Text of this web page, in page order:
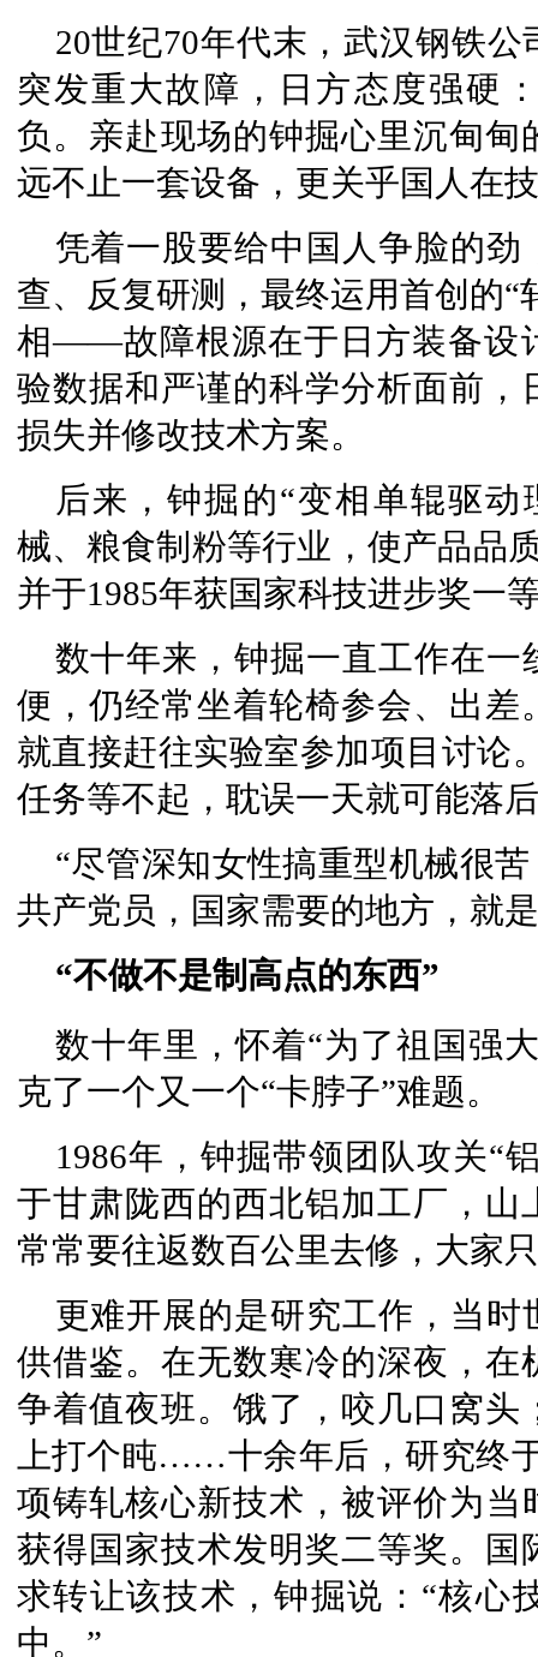
20世纪70年代末，武汉钢铁
突发重大故障，日方态度强硬
负。亲赴现场的钟掘心里沉甸
远不止一套设备，更关乎国人在
凭着一股要给中国人争脸的
查、反复研测，最终运用首创的
相——故障根源在于日方装备设
验数据和严谨的科学分析面前
损失并修改技术方案。
后来，钟掘的“变相单辊驱
械、粮食制粉等行业，使产品品
并于1985年获国家科技进步奖一
数十年来，钟掘一直工作在
便，仍经常坐着轮椅参会、出
就直接赶往实验室参加项目讨论
任务等不起，耽误一天就可能落
“尽管深知女性搞重型机械很
共产党员，国家需要的地方，就
“不做不是制高点的东西”
数十年里，怀着“为了祖国强
克了一个又一个“卡脖子”难题。
1986年，钟掘带领团队攻关“
于甘肃陇西的西北铝加工厂，
常常要往返数百公里去修，大家
更难开展的是研究工作，当
供借鉴。在无数寒冷的深夜，
争着值夜班。饿了，咬几口窝
上打个盹……十余年后，研究终
项铸轧核心新技术，被评价为当
获得国家技术发明奖二等奖。
求转让该技术，钟掘说：“核心
中。”